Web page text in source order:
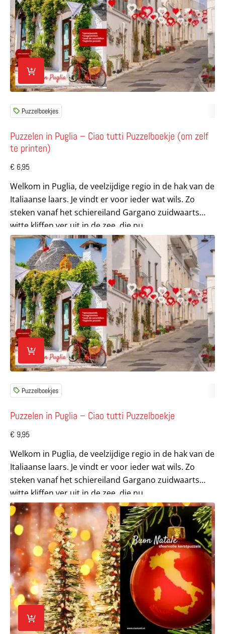
Puzzelboekjes
Puzzelen in Puglia – Ciao tutti Puzzelboekje (om zelf
te printen)
€ 6,95
Welkom in Puglia, de veelzijdige regio in de hak van de
Italiaanse laars. Je vindt er voor ieder wat wils. Zo
steken vanaf het schiereiland Gargano zuidwaarts
witte kliffen ver uit in de zee, die nu...
Puzzelboekjes
Puzzelen in Puglia – Ciao tutti Puzzelboekje
Lees meer over Puzzelen in Puglia – Ciao tutti
€ 9,95
Welkom in Puglia, de veelzijdige regio in de hak van de
Italiaanse laars. Je vindt er voor ieder wat wils. Zo
steken vanaf het schiereiland Gargano zuidwaarts
witte kliffen ver uit in de zee, die nu...
Lees meer over Buon Natale! – Ciao tutti Puzzelboekje